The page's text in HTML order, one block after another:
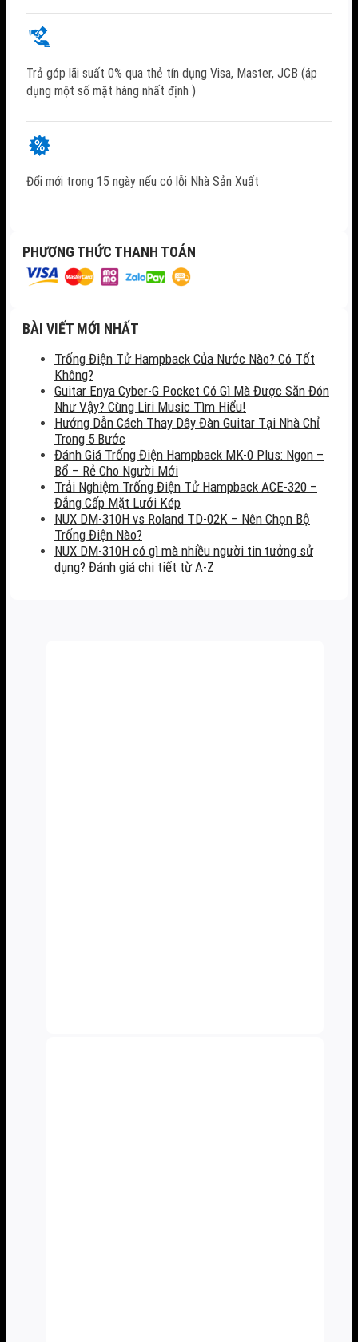
Trả góp lãi suất 0% qua thẻ tín dụng Visa, Master, JCB (áp
dụng một số mặt hàng nhất định )
Đổi mới trong 15 ngày nếu có lỗi Nhà Sản Xuất
PHƯƠNG THỨC THANH TOÁN
BÀI VIẾT MỚI NHẤT
Trống Điện Tử Hampback Của Nước Nào? Có Tốt
Không?
Guitar Enya Cyber-G Pocket Có Gì Mà Được Săn Đón
Như Vậy? Cùng Liri Music Tìm Hiểu!
Hướng Dẫn Cách Thay Dây Đàn Guitar Tại Nhà Chỉ
Trong 5 Bước
Đánh Giá Trống Điện Hampback MK-0 Plus: Ngon –
Bổ – Rẻ Cho Người Mới
Trải Nghiệm Trống Điện Tử Hampback ACE-320 –
Đẳng Cấp Mặt Lưới Kép
NUX DM-310H vs Roland TD-02K – Nên Chọn Bộ
Trống Điện Nào?
NUX DM-310H có gì mà nhiều người tin tưởng sử
dụng? Đánh giá chi tiết từ A-Z